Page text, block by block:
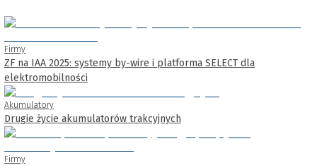
Firmy
ZF na IAA 2025: systemy by-wire i platforma SELECT dla
elektromobilności
Akumulatory
Drugie życie akumulatorów trakcyjnych
Firmy